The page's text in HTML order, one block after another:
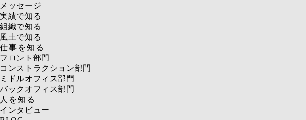
メッセージ
実績で知る
組織で知る
風土で知る
仕事を知る
フロント部門
コンストラクション部門
ミドルオフィス部門
バックオフィス部門
人を知る
インタビュー